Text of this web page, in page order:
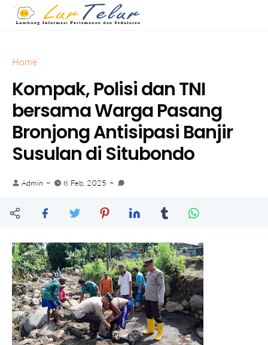
Home
Kompak, Polisi dan TNI
bersama Warga Pasang
Bronjong Antisipasi Banjir
Susulan di Situbondo
Admin 8 Feb, 2025